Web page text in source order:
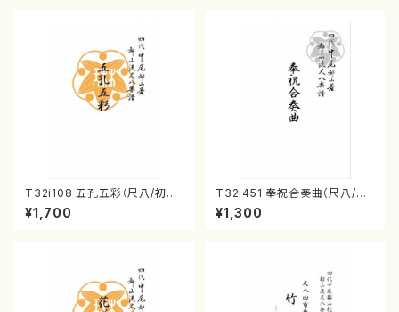
T32i108 五孔五彩（尺八/初代
石垣征山/尺八/都山式譜）都山
流公刊楽譜曲番:557
¥1,700
T32i451 奉祝合奏曲（尺八/久
本玄智/楽譜）都山流公刊楽譜曲
番:2158
¥1,300